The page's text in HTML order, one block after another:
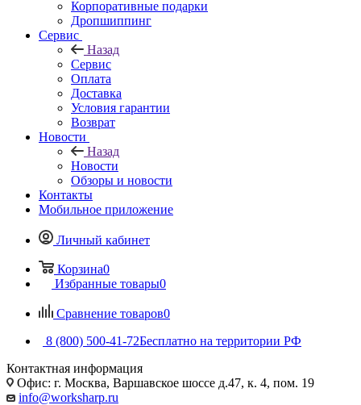
Корпоративные подарки
Дропшиппинг
Сервис
Назад
Сервис
Оплата
Доставка
Условия гарантии
Возврат
Новости
Назад
Новости
Обзоры и новости
Контакты
Мобильное приложение
Личный кабинет
Корзина0
Избранные товары0
Сравнение товаров0
8 (800) 500-41-72Бесплатно на территории РФ
Контактная информация
Офис: г. Москва, Варшавское шоссе д.47, к. 4, пом. 19
info@worksharp.ru